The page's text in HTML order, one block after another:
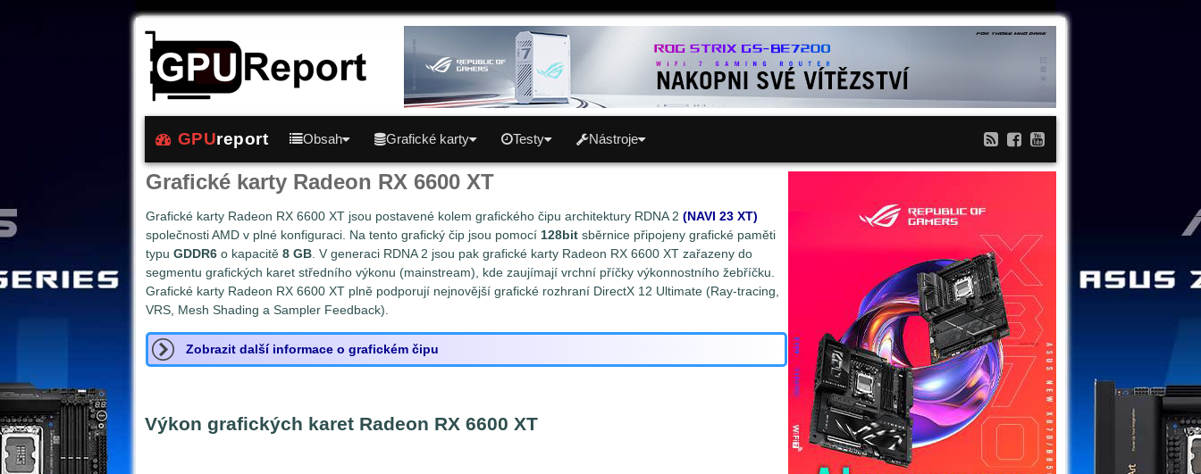
GPUreport Obsah Grafické karty Testy Nástroje
Grafické karty Radeon RX 6600 XT
Grafické karty Radeon RX 6600 XT jsou postavené kolem grafického čipu architektury RDNA 2 (NAVI 23 XT)
společnosti AMD v plné konfiguraci. Na tento grafický čip jsou pomocí 128bit sběrnice připojeny grafické paměti
typu GDDR6 o kapacitě 8 GB . V generaci RDNA 2 jsou pak grafické karty Radeon RX 6600 XT zařazeny do
segmentu grafických karet středního výkonu (mainstream), kde zaujímají vrchní příčky výkonnostního žebříčku.
Grafické karty Radeon RX 6600 XT plně podporují nejnovější grafické rozhraní DirectX 12 Ultimate (Ray-tracing,
VRS, Mesh Shading a Sampler Feedback).
Zobrazit další informace o grafickém čipu
Výkon grafických karet Radeon RX 6600 XT